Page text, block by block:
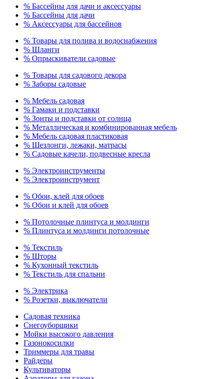
% Бассейны для дачи и аксессуары
% Бассейны для дачи
% Аксессуары для бассейнов
% Товары для полива и водоснабжения
% Шланги
% Опрыскиватели садовые
% Товары для садового декора
% Заборы садовые
% Мебель садовая
% Гамаки и подставки
% Зонты и подставки от солнца
% Металлическая и комбинированная мебель
% Мебель садовая пластиковая
% Шезлонги, лежаки, матрасы
% Садовые качели, подвесные кресла
% Электроинструменты
% Электроинструмент
% Обои, клей для обоев
% Обои и клей для обоев
% Потолочные плинтуса и молдинги
% Плинтуса и молдинги потолочные
% Текстиль
% Шторы
% Кухонный текстиль
% Текстиль для спальни
% Электрика
% Розетки, выключатели
Садовая техника
Снегоуборщики
Мойки высокого давления
Газонокосилки
Триммеры для травы
Райдеры
Культиваторы